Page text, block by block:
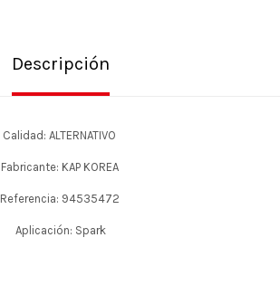
Descripción
Calidad: ALTERNATIVO
Fabricante: KAP KOREA
Referencia: 94535472
Aplicación: Spark